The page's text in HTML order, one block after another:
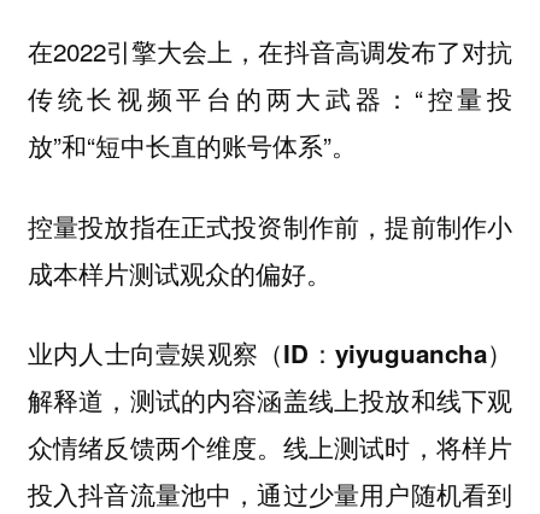
在2022引擎大会上，在抖音高调发布了对抗
传统长视频平台的两大武器：“控量投
放”和“短中长直的账号体系”。
控量投放指在正式投资制作前，提前制作小
成本样片测试观众的偏好。
业内人士向壹娱观察（ID：yiyuguancha）
解释道，测试的内容涵盖线上投放和线下观
众情绪反馈两个维度。线上测试时，将样片
投入抖音流量池中，通过少量用户随机看到